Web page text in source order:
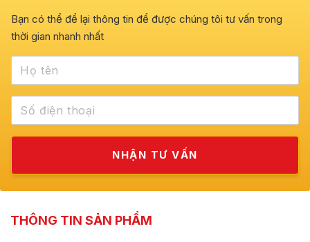
Bạn có thể để lại thông tin để được chúng tôi tư vấn trong
thời gian nhanh nhất
THÔNG TIN SẢN PHẨM